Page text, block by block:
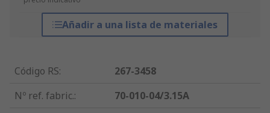
Añadir a una lista de materiales
Código RS:
267-3458
Nº ref. fabric.:
70-010-04/3.15A